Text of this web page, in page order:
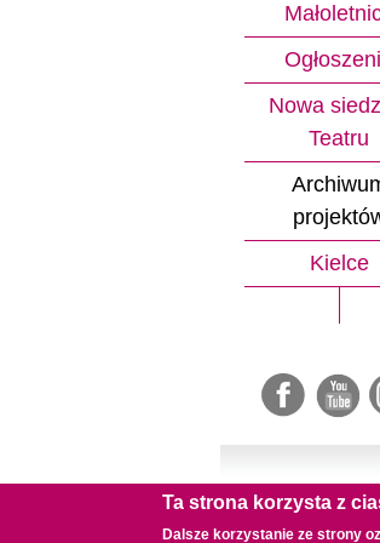
Nowa
Teatru
Kielce
Ta strona korzysta z
Dalsze korzystanie ze strony